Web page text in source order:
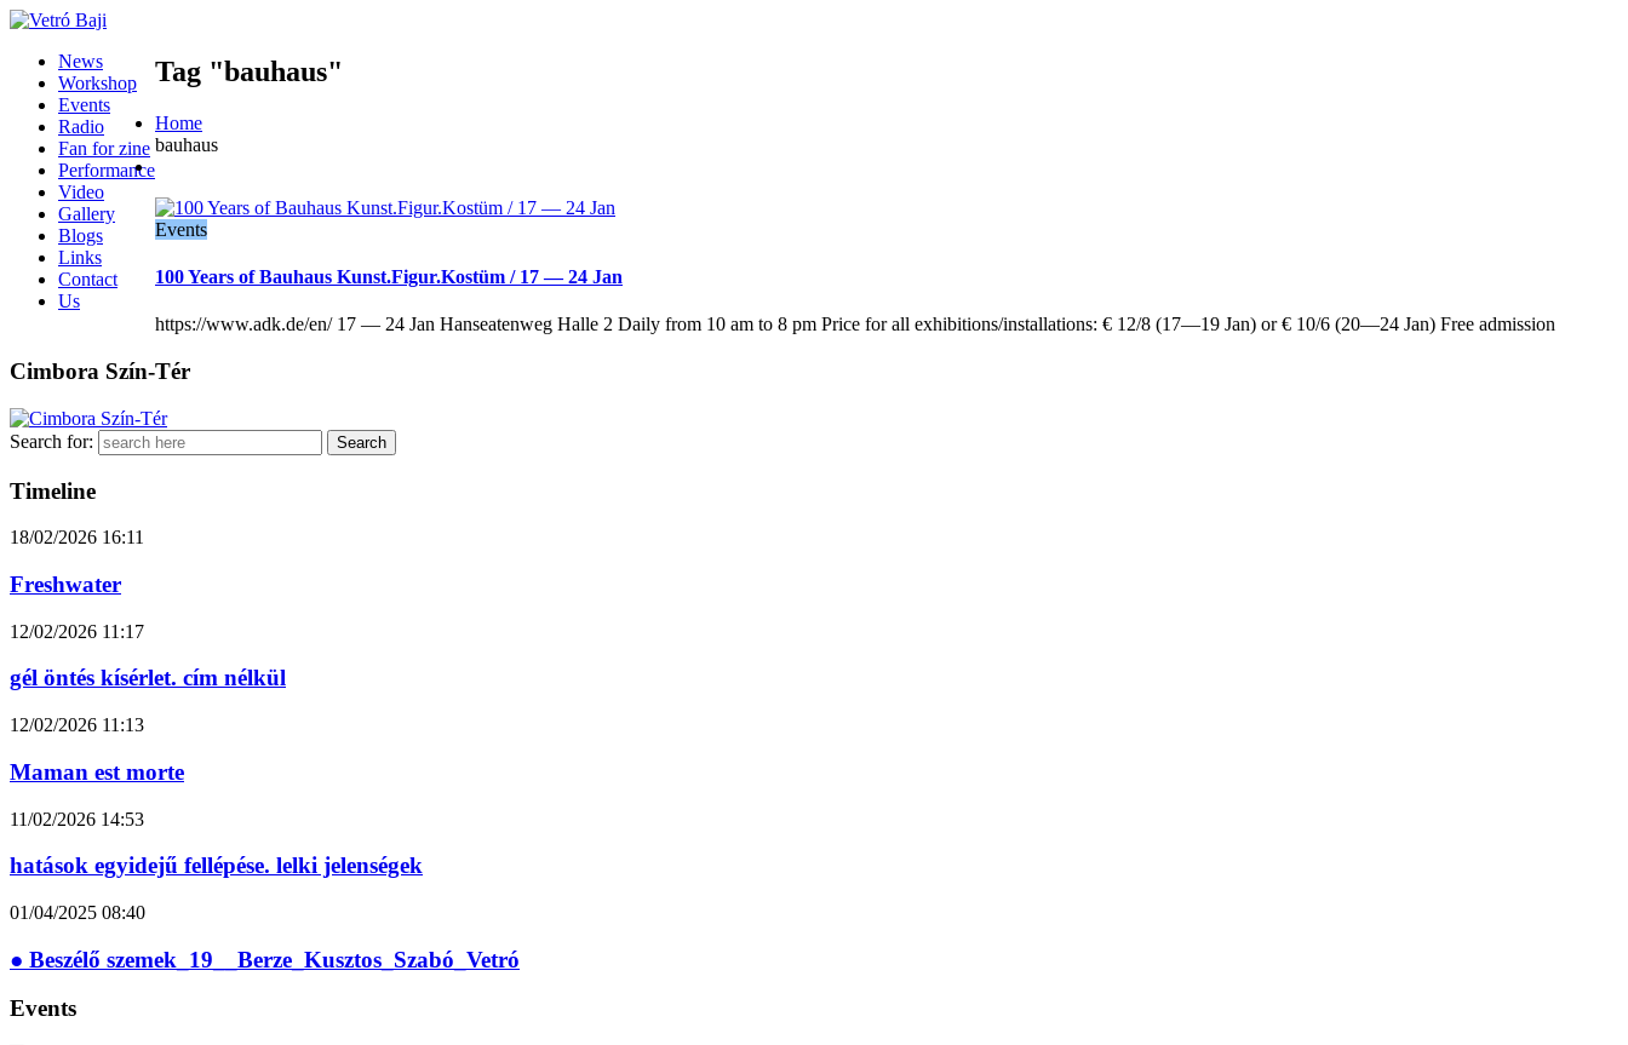
News
Workshop
Events
Radio
Fan for zine
Performance
Video
Gallery
Blogs
Links
Contact
Us
Tag "bauhaus"
Home
bauhaus
Events
100 Years of Bauhaus Kunst.Figur.Kostüm / 17 — 24 Jan
https://www.adk.de/en/ 17 — 24 Jan Hanseatenweg Halle 2 Daily from 10 am to 8 pm Price for all exhibitions/installations: € 12/8 (17—19 Jan) or € 10/6 (20—24 Jan) Free admission
Cimbora Szín-Tér
Search for:
Timeline
18/02/2026 16:11
Freshwater
12/02/2026 11:17
gél öntés kísérlet. cím nélkül
12/02/2026 11:13
Maman est morte
11/02/2026 14:53
hatások egyidejű fellépése. lelki jelenségek
01/04/2025 08:40
● Beszélő szemek_19__Berze_Kusztos_Szabó_Vetró
Events